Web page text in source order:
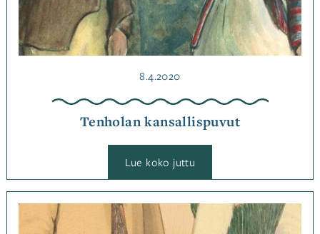
Tenholan kansallispuvut
Julkaistu
8.4.2020
Lue koko juttu
kansallispuvut
Kategoriassa
Jutut
Avainsanat